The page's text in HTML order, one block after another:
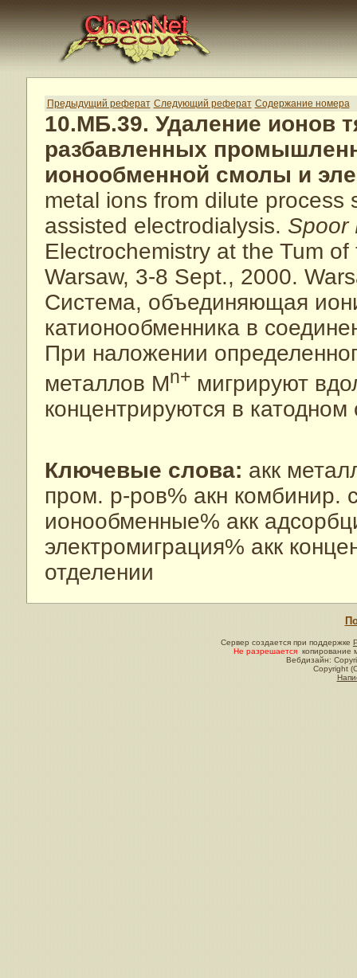
Предыдущий реферат Следующий реферат Содержание номера
10.МБ.39. Удаление ионов
разбавленных
ионообменной смолы и
metal ions from dilute
assisted electrodialysis. Spoor
Electrochemistry at the Tum
Warsaw, 3-8 Sept., 2000.
Система, объединяющая
катионообменника в
При наложении
металлов Mn+мигрируют
концентрируются в катодном
Ключевые слова: акк
пром. р-ров% акн комбинир.
ионообменные% акк
электромиграция% акк
отделении
Сервер создается при поддержке
Не разрешается копирование
Вебдизайн:
Copyright